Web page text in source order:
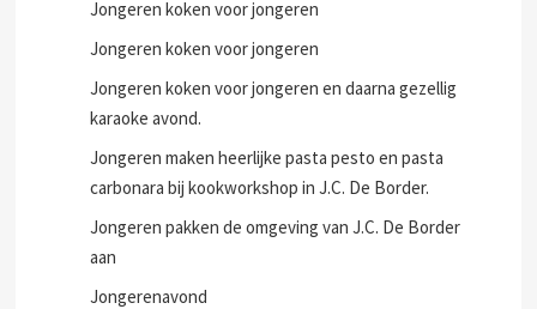
Jongeren koken voor jongeren
Jongeren koken voor jongeren
Jongeren koken voor jongeren en daarna gezellig
karaoke avond.
Jongeren maken heerlijke pasta pesto en pasta
carbonara bij kookworkshop in J.C. De Border.
Jongeren pakken de omgeving van J.C. De Border
aan
Jongerenavond